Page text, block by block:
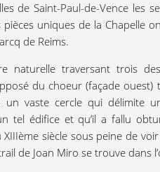
de Saint-Paul-de-Vence les
uniques de la Chapelle
de Reims.
naturelle traversant trois
du choeur (façade ouest)
un vaste cercle qui délimite
tel édifice et qu’il a fallu
ème siècle sous peine de
de Joan Miro se trouve dans